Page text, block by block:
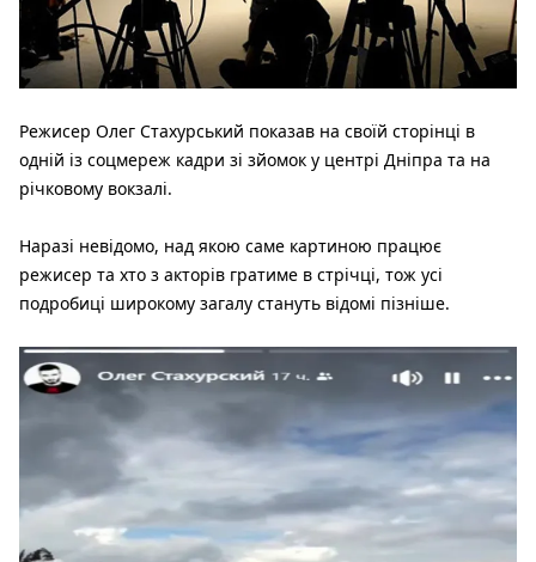
Режисер Олег Стахурський показав на своїй сторінці в
одній із соцмереж кадри зі зйомок у центрі Дніпра та на
річковому вокзалі.
Наразі невідомо, над якою саме картиною працює
режисер та хто з акторів гратиме в стрічці, тож усі
подробиці широкому загалу стануть відомі пізніше.